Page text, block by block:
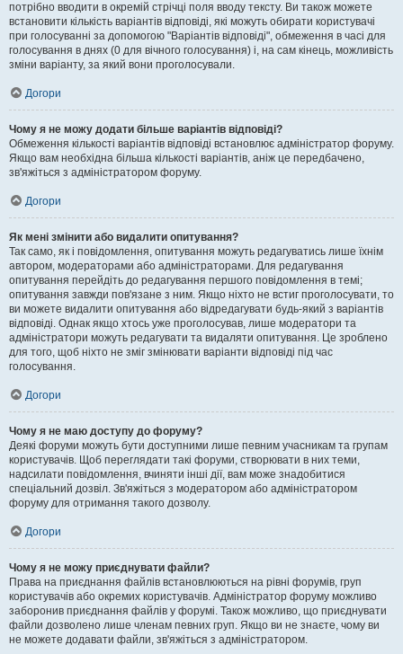
потрібно вводити в окремій стрічці поля вводу тексту. Ви також можете
встановити кількість варіантів відповіді, які можуть обирати користувачі
при голосуванні за допомогою "Варіантів відповіді", обмеження в часі для
голосування в днях (0 для вічного голосування) і, на сам кінець, можливість
зміни варіанту, за який вони проголосували.
Догори
Чому я не можу додати більше варіантів відповіді?
Обмеження кількості варіантів відповіді встановлює адміністратор форуму.
Якщо вам необхідна більша кількості варіантів, аніж це передбачено,
зв'яжіться з адміністратором форуму.
Догори
Як мені змінити або видалити опитування?
Так само, як і повідомлення, опитування можуть редагуватись лише їхнім
автором, модераторами або адміністраторами. Для редагування
опитування перейдіть до редагування першого повідомлення в темі;
опитування завжди пов'язане з ним. Якщо ніхто не встиг проголосувати, то
ви можете видалити опитування або відредагувати будь-який з варіантів
відповіді. Однак якщо хтось уже проголосував, лише модератори та
адміністратори можуть редагувати та видаляти опитування. Це зроблено
для того, щоб ніхто не зміг змінювати варіанти відповіді під час
голосування.
Догори
Чому я не маю доступу до форуму?
Деякі форуми можуть бути доступними лише певним учасникам та групам
користувачів. Щоб переглядати такі форуми, створювати в них теми,
надсилати повідомлення, вчиняти інші дії, вам може знадобитися
спеціальний дозвіл. Зв'яжіться з модератором або адміністратором
форуму для отримання такого дозволу.
Догори
Чому я не можу приєднувати файли?
Права на приєднання файлів встановлюються на рівні форумів, груп
користувачів або окремих користувачів. Адміністратор форуму можливо
заборонив приєднання файлів у форумі. Також можливо, що приєднувати
файли дозволено лише членам певних груп. Якщо ви не знаєте, чому ви
не можете додавати файли, зв'яжіться з адміністратором.